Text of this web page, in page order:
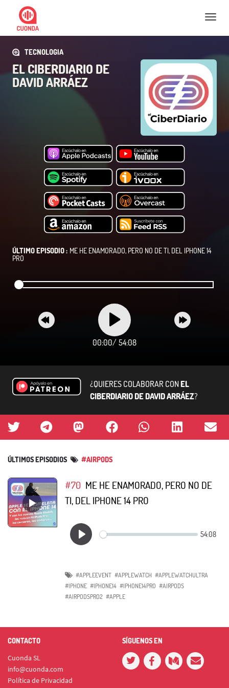
Nav
TECNOLOGIA
EL CIBERDIARIO DE
DAVID ARRÁEZ
ÚLTIMO EPISODIO : ME HE ENAMORADO, PERO NO DE TI, DEL IPHONE 14
PRO
00:00/ 54:08
¿QUIERES COLABORAR CONEL
CIBERDIARIO DE DAVID ARRÁEZ?
ÚLTIMOS EPISODIOS #AIRPODS
#70 ME HE ENAMORADO, PERO NO DE
TI, DEL IPHONE 14 PRO
#APPLEEVENT #APPLEWATCH #APPLEWATCHULTRA
#IPHONE #IPHONE14 #IPHONE14PRO #AIRPODS
#AIRPODSPRO2 #APPLE
CONTACTO
Cuonda SL
info@cuonda.com
Política de Privacidad
SÍGUENOS EN